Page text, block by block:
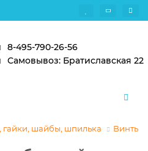
8-495-790-26-56
Самовывоз: Братиславская 22
гайки, шайбы, шпилька Винты